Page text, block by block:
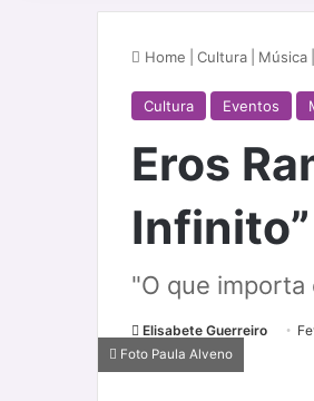
Home Cultura Música
Cultura Eventos
Eros
Infinito”
"O que importa
Elisabete Guerreiro
Foto Paula Alveno